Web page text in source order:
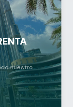
nuestro